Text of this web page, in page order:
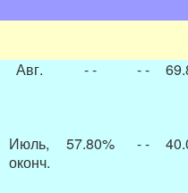
Авг. - - - -
Июль,
оконч.
57.80% - -